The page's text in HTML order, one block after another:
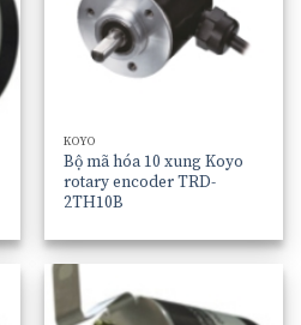
KOYO
Bộ mã hóa 10 xung Koyo
rotary encoder TRD-
2TH10B